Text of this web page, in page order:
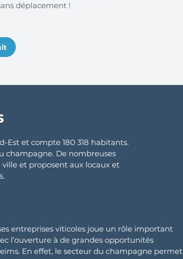
déplacement !
Est et compte 180 318 habitants.
champagne. De nombreuses
et proposent aux locaux et
entreprises viticoles joue un rôle important
l’ouverture à de grandes opportunités
En effet, le secteur du champagne permet